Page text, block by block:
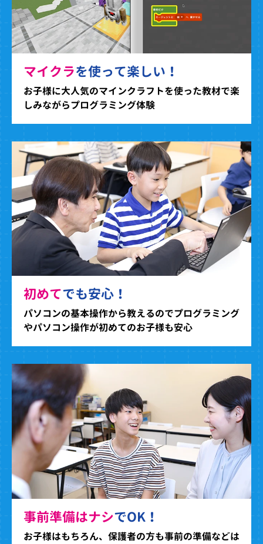
マイクラを使って楽しい！
お子様に大人気のマインクラフトを使った教材で楽
しみながらプログラミング体験
初めてでも安心！
パソコンの基本操作から教えるのでプログラミング
やパソコン操作が初めてのお子様も安心
事前準備はナシでOK！
お子様はもちろん、保護者の方も事前の準備などは